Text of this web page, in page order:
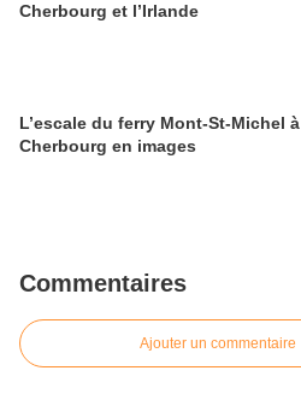
Cherbourg et l’Irlande
L’escale du ferry Mont-St-Michel à
Cherbourg en images
Commentaires
Ajouter un commentaire